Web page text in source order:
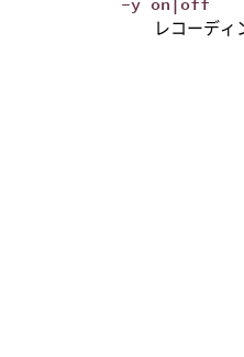
レコーディ